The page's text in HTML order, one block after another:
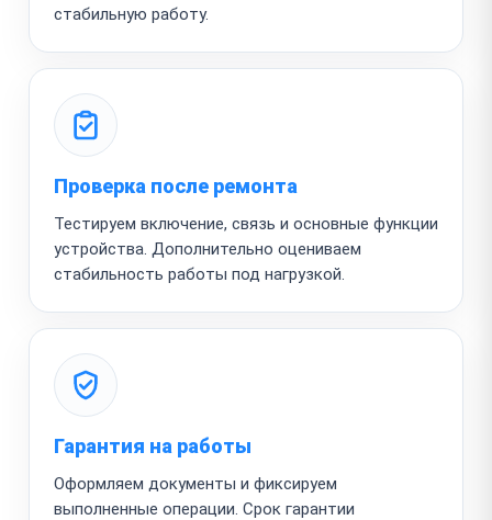
стабильную работу.
Проверка после ремонта
Тестируем включение, связь и основные функции
устройства. Дополнительно оцениваем
стабильность работы под нагрузкой.
Гарантия на работы
Оформляем документы и фиксируем
выполненные операции. Срок гарантии